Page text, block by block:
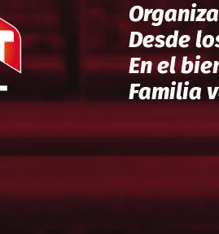
Desde
En el
Familia